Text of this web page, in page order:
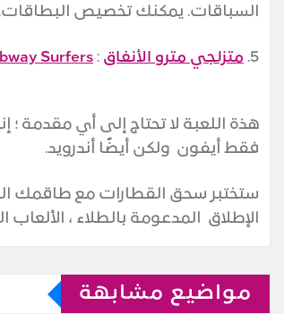
السباقات. يمكنك تخصيص البطاقات.
5. متزلجي مترو الأنفاق :
Surfers
هذة اللعبة لا تحتاج إلى أي مقدمة
فقط
أيفون ولكن أيضًا أندرويد.
ستختبر سحق القطارات مع طاقمك
الإطلاق
المدعومة بالطلاء ،
مواضيع مشابهة